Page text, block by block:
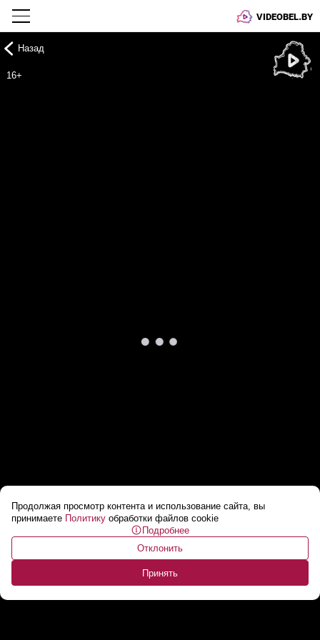
VIDEOBEL.BY
Продолжая просмотр контента и использование сайта, вы
принимаете Политику обработки файлов cookie
Подробнее
Отклонить
Принять
Назад
16+
Лукашенко: С первых дней войны я
Зеленскому предлагал, как договориться!...